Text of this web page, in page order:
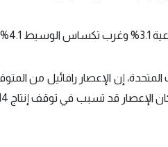
المتحدة، إن الإعصار رافائيل من